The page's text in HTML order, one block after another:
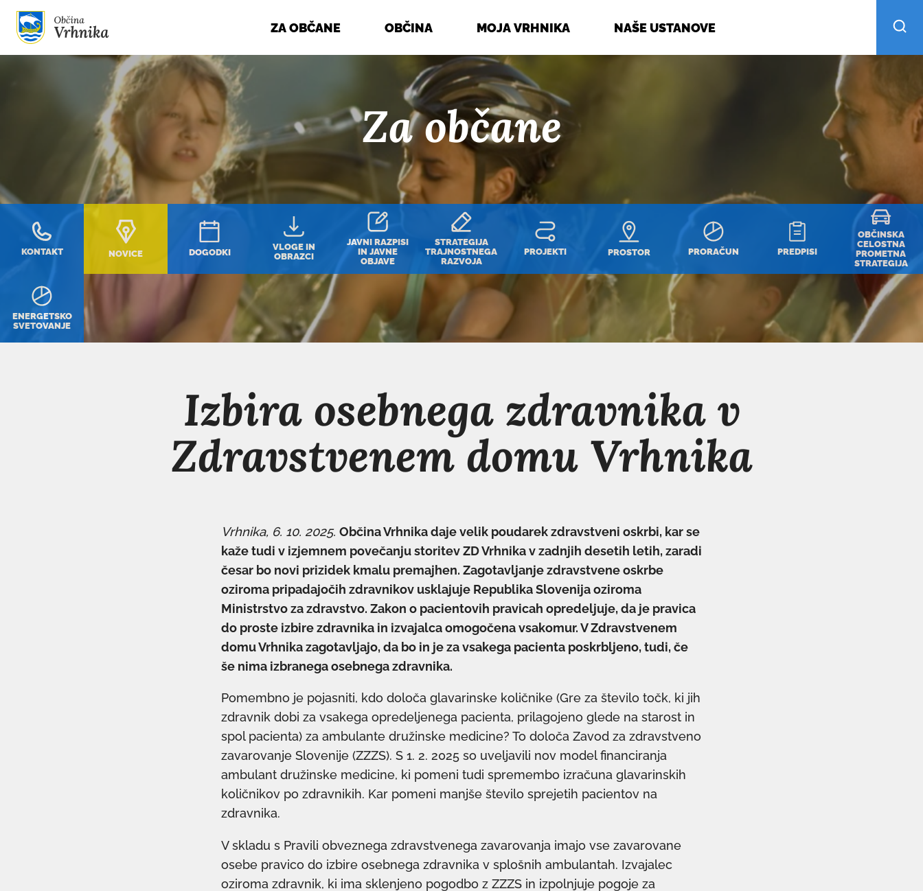
Skoči do osrednje vsebine
ZA OBČANE OBČINA MOJA VRHNIKA NAŠE USTANOVE
Za občane
KONTAKT NOVICE DOGODKI
VLOGE IN
OBRAZCI
JAVNI RAZPISI
IN JAVNE
OBJAVE
STRATEGIJA
TRAJNOSTNEGA
RAZVOJA
PROJEKTI PROSTOR PRORAČUN PREDPISI
OBČINSKA
CELOSTNA
PROMETNA
STRATEGIJA
ENERGETSKO
SVETOVANJE
Izbira osebnega zdravnika v
Zdravstvenem domu Vrhnika
Vrhnika, 6. 10. 2025. Občina Vrhnika daje velik poudarek zdravstveni oskrbi, kar se
kaže tudi v izjemnem povečanju storitev ZD Vrhnika v zadnjih desetih letih, zaradi
česar bo novi prizidek kmalu premajhen. Zagotavljanje zdravstvene oskrbe
oziroma pripadajočih zdravnikov usklajuje Republika Slovenija oziroma
Ministrstvo za zdravstvo. Zakon o pacientovih pravicah opredeljuje, da je pravica
do proste izbire zdravnika in izvajalca omogočena vsakomur. V Zdravstvenem
domu Vrhnika zagotavljajo, da bo in je za vsakega pacienta poskrbljeno, tudi, če
še nima izbranega osebnega zdravnika.
Pomembno je pojasniti, kdo določa glavarinske količnike (Gre za število točk, ki jih
zdravnik dobi za vsakega opredeljenega pacienta, prilagojeno glede na starost in
spol pacienta) za ambulante družinske medicine? To določa Zavod za zdravstveno
zavarovanje Slovenije (ZZZS). S 1. 2. 2025 so uveljavili nov model financiranja
ambulant družinske medicine, ki pomeni tudi spremembo izračuna glavarinskih
količnikov po zdravnikih. Kar pomeni manjše število sprejetih pacientov na
zdravnika.
V skladu s Pravili obveznega zdravstvenega zavarovanja imajo vse zavarovane
osebe pravico do izbire osebnega zdravnika v splošnih ambulantah. Izvajalec
oziroma zdravnik, ki ima sklenjeno pogodbo z ZZZS in izpolnjuje pogoje za